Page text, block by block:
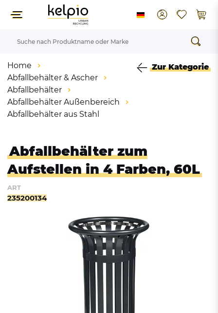
Home
Abfallbehälter & Ascher
Abfallbehälter
Abfallbehälter Außenbereich
Abfallbehälter aus Stahl
Zur Kategorie
Abfallbehälter zum
Aufstellen in 4 Farben, 60L
ART
235200134